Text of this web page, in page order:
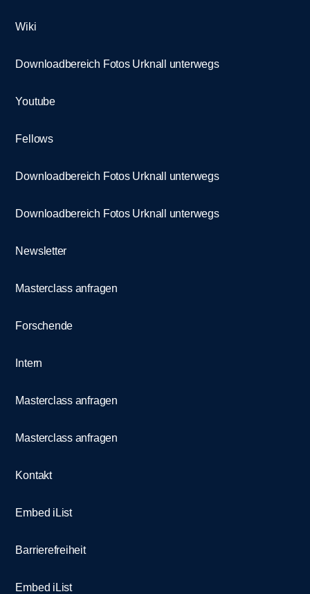
Wiki
Downloadbereich Fotos Urknall unterwegs
Youtube
Fellows
Downloadbereich Fotos Urknall unterwegs
Downloadbereich Fotos Urknall unterwegs
Newsletter
Masterclass anfragen
Forschende
Intern
Masterclass anfragen
Masterclass anfragen
Kontakt
Embed iList
Barrierefreiheit
Embed iList